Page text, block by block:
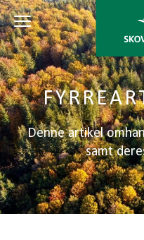
Denne artikel
samt